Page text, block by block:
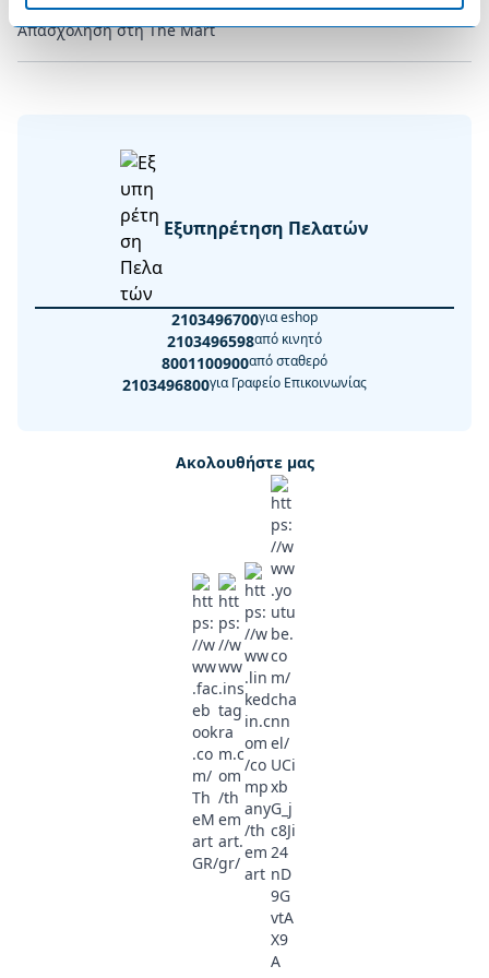
Απασχόληση στη The Mart
Εξυπηρέτηση Πελατών
2103496700για eshop
2103496598από κινητό
8001100900από σταθερό
2103496800για Γραφείο Επικοινωνίας
Ακολουθήστε μας